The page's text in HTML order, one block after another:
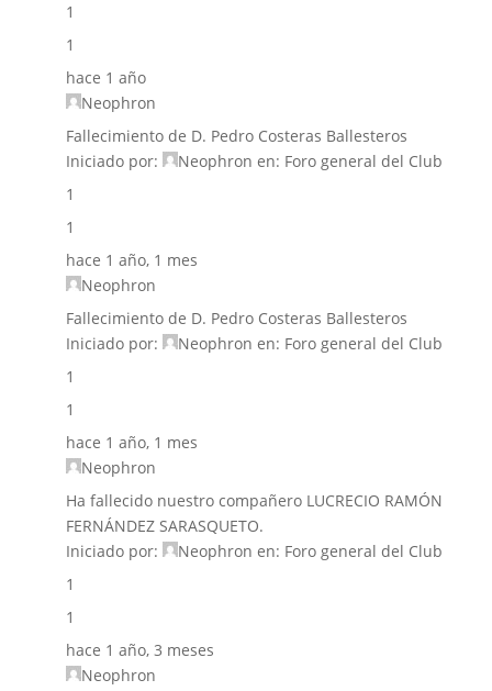
1
1
hace 1 año
Neophron
Fallecimiento de D. Pedro Costeras Ballesteros
Iniciado por:
Neophron en: Foro general del Club
1
1
hace 1 año, 1 mes
Neophron
Fallecimiento de D. Pedro Costeras Ballesteros
Iniciado por:
Neophron en: Foro general del Club
1
1
hace 1 año, 1 mes
Neophron
Ha fallecido nuestro compañero LUCRECIO RAMÓN
FERNÁNDEZ SARASQUETO.
Iniciado por:
Neophron en: Foro general del Club
1
1
hace 1 año, 3 meses
Neophron